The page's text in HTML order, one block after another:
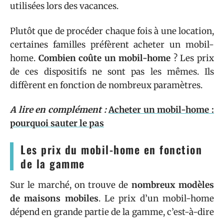
utilisées lors des vacances.
Plutôt que de procéder chaque fois à une location,
certaines familles préfèrent acheter un mobil-
home. Combien coûte un mobil-home ? Les prix
de ces dispositifs ne sont pas les mêmes. Ils
diffèrent en fonction de nombreux paramètres.
A lire en complément : Acheter un mobil-home :
pourquoi sauter le pas
Les prix du mobil-home en fonction
de la gamme
Sur le marché, on trouve de nombreux modèles
de maisons mobiles. Le prix d’un mobil-home
dépend en grande partie de la gamme, c’est-à-dire